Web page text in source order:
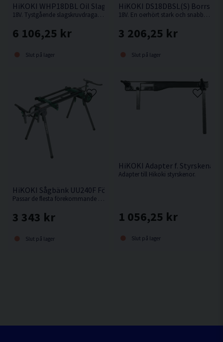
HiKOKI WHP18DBL Oil Slagskruvdragare 18V
18V. Tystgående slagskruvdragare med oljedämpning, perfekt i bullerkänsliga miljöer.
6 106,25 kr
Slut på lager
HiKOKI DS18DBSL(S)
18V. En oerhört stark och snabb kompakt borrskruvdragare från Hikoki.
3 206,25 kr
Slut på lager
HiKOKI Sågbänk UU240F För Kap-/Gersåg
Passar de flesta förekommande kap-/gersågar.
3 343 kr
Slut på lager
HiKOKI Adapter f. Styrskena
Adapter till Hikoki styrskenor.
1 056,25 kr
Slut på lager